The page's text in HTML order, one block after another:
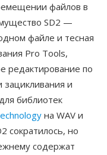
файлов в
SD2 —
файле и тесная
Pro Tools,
редактирование по
зацикливания и
библиотек
на WAV и
сократилось, но
содержат